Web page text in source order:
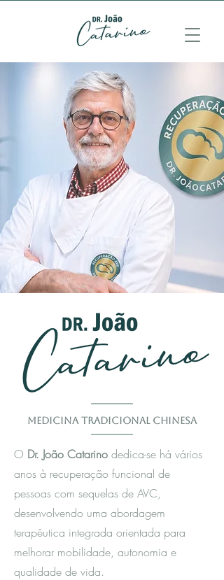
Medicina Tradicional Chinesa
O Dr. João Catarino dedica-se há vários
anos à recuperação funcional de
pessoas com sequelas de AVC,
desenvolvendo uma abordagem
terapêutica integrada orientada para
melhorar mobilidade, autonomia e
qualidade de vida.